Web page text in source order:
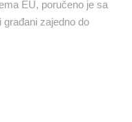
EU, poručeno je sa
građani zajedno do